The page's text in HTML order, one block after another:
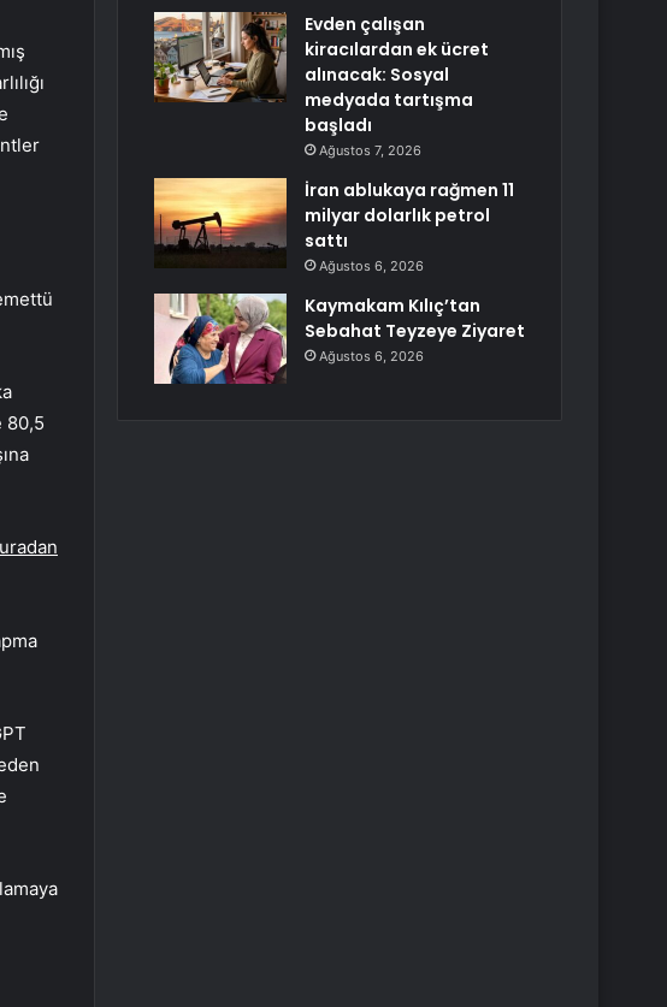
80,5
Evden çalışan
kiracılardan ek ücret
alınacak: Sosyal
medyada tartışma
başladı
Ağustos 7, 2026
İran ablukaya rağmen 11
milyar dolarlık petrol
sattı
Ağustos 6, 2026
Kaymakam Kılıç’tan
Sebahat Teyzeye Ziyaret
Ağustos 6, 2026